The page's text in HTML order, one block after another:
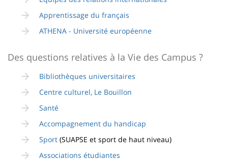
Apprentissage du français
ATHENA - Université européenne
Des questions relatives à la Vie des Campus ?
Bibliothèques universitaires
Centre culturel, Le Bouillon
Santé
Accompagnement du handicap
Sport (SUAPSE et sport de haut niveau)
Associations étudiantes